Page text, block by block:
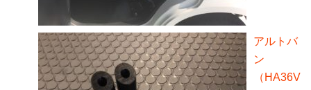
アルトバ
ン
（HA36V